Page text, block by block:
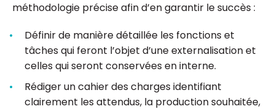
méthodologie précise afin d’en garantir le succès :
Définir de manière détaillée les fonctions et
tâches qui feront l’objet d’une externalisation et
celles qui seront conservées en interne.
Rédiger un cahier des charges identifiant
clairement les attendus, la production souhaitée,